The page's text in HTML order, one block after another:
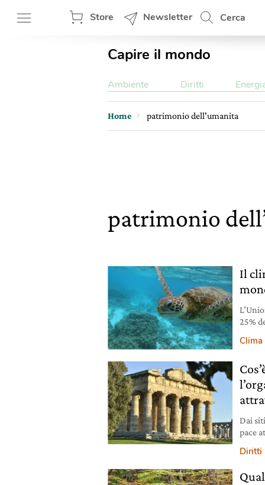
Store Newsletter Cerca
Capire il mondo
Ambiente Diritti
Home patrimonio dell'umanita
patrimonio
Il
25%
Clima
Dai
pace
Diritti